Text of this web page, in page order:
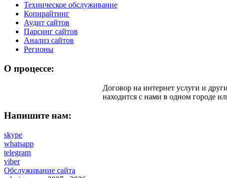
Техническое обслуживание
Копирайтинг
Аудит сайтов
Парсинг сайтов
Анализ сайтов
Регионы
О процессе:
Договор на интернет услуги и
находится с нами в одном городе
Напишите нам:
skype
whatsapp
telegram
viber
Обслуживание сайта